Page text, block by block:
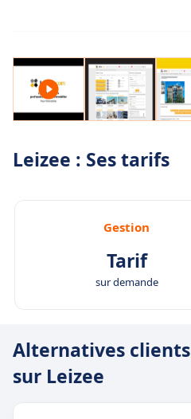
Leizee : Ses tarifs
Gestion
Tarif
sur demande
Alternatives clients
sur Leizee